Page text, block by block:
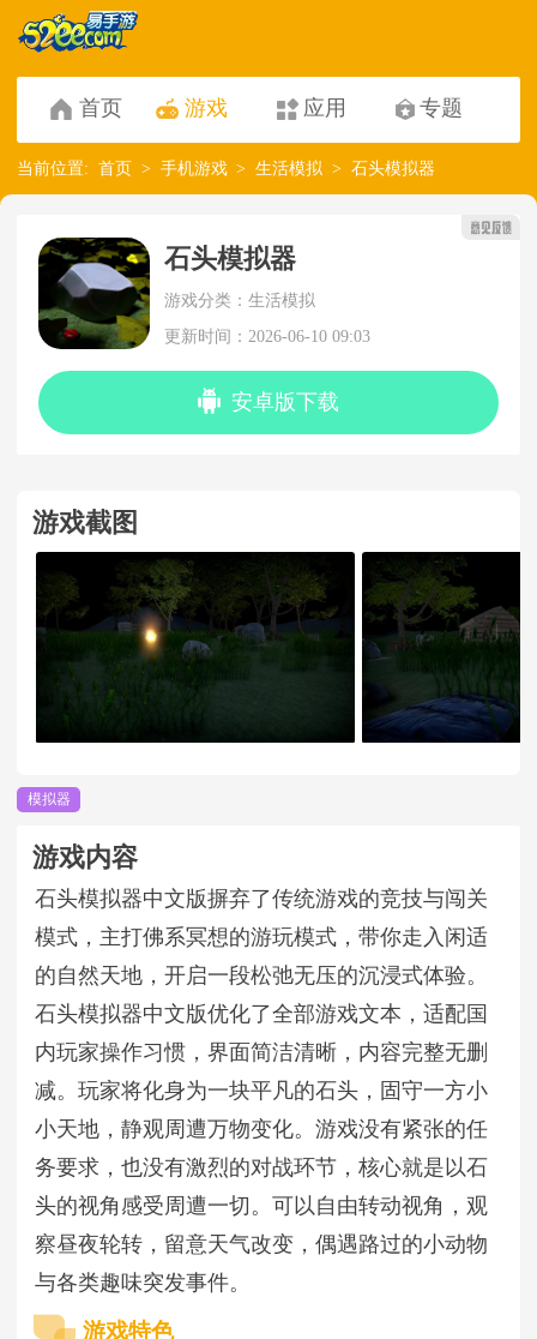
首页 游戏 应用 专题
当前位置: 首页 手机游戏 生活模拟 石头模拟器
石头模拟器
游戏分类：生活模拟
更新时间：2026-06-10 09:03
安卓版下载
游戏截图
模拟器
游戏内容
石头模拟器中文版摒弃了传统游戏的竞技与闯关
模式，主打佛系冥想的游玩模式，带你走入闲适
的自然天地，开启一段松弛无压的沉浸式体验。
石头模拟器中文版优化了全部游戏文本，适配国
内玩家操作习惯，界面简洁清晰，内容完整无删
减。玩家将化身为一块平凡的石头，固守一方小
小天地，静观周遭万物变化。游戏没有紧张的任
务要求，也没有激烈的对战环节，核心就是以石
头的视角感受周遭一切。可以自由转动视角，观
察昼夜轮转，留意天气改变，偶遇路过的小动物
与各类趣味突发事件。
游戏特色